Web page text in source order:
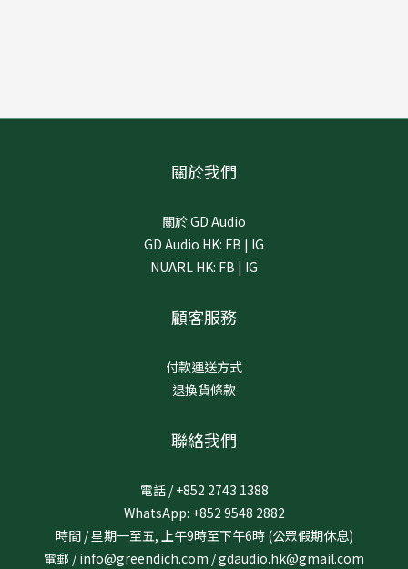
關於我們
關於 GD Audio
GD Audio HK: FB | IG
NUARL HK: FB | IG
顧客服務
付款運送方式
退換貨條款
聯絡我們
電話 / +852 2743 1388
WhatsApp: +852 9548 2882
時間 / 星期一至五, 上午9時至下午6時 (公眾假期休息)
電郵 / info@greendich.com / gdaudio.hk@gmail.com